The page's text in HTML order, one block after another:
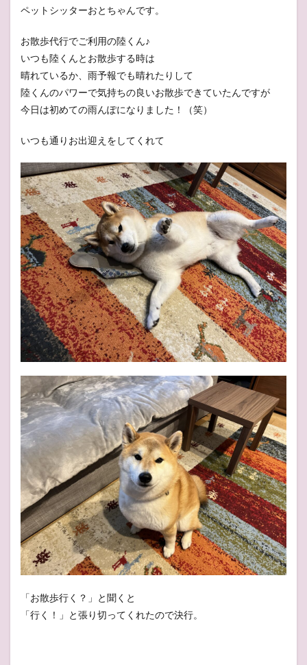
ペットシッターおとちゃんです。
お散歩代行でご利用の陸くん♪
いつも陸くんとお散歩する時は
晴れているか、雨予報でも晴れたりして
陸くんのパワーで気持ちの良いお散歩できていたんですが
今日は初めての雨んぽになりました！（笑）
いつも通りお出迎えをしてくれて
「お散歩行く？」と聞くと
「行く！」と張り切ってくれたので決行。